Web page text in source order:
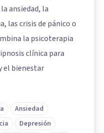
ansiedad, la
las crisis de pánico o
la psicoterapia
clínica para
el bienestar
Ansiedad
Depresión